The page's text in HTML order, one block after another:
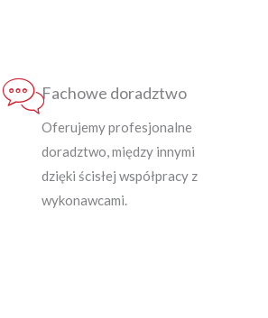
Fachowe doradztwo
Oferujemy profesjonalne
doradztwo, między innymi
dzięki ścisłej współpracy z
wykonawcami.